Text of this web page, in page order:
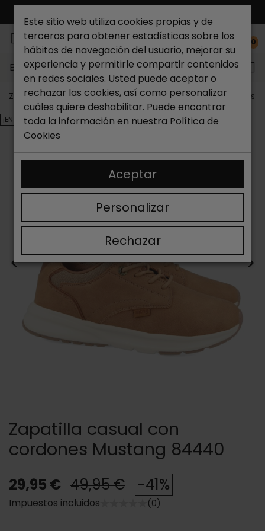
0
Buscar...
Zapateria Catchalot Outlet zapatos Outlet zapatos
¡EN OFERTA!
< >
Zapatilla casual con
cordones Mustang 84440
29,95 € 49,95 € -41%
Impuestos incluidos (0)
Este sitio web utiliza cookies propias y de
terceros para obtener estadísticas sobre los
hábitos de navegación del usuario, mejorar su
experiencia y permitirle compartir contenidos
en redes sociales. Usted puede aceptar o
rechazar las cookies, así como personalizar
cuáles quiere deshabilitar. Puede encontrar
toda la información en nuestra Política de
Cookies
Rechazar
Personalizar
Aceptar